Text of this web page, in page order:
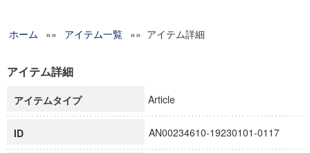
グローバルリサーチインスティテュート
科学研究費補助金研究成果報告書
慶應義塾大学グローバルCOEプログラム市民社会ガバナンス
慶應義塾大学グローバルCOEプログラム論理と感性の先端的
博士課程教育リーディングプログラム「超成熟社会発展のサ
学術雑誌掲載論文等(8)
ホーム »» アイテム一覧 »» アイテム詳細
アイテム詳細
アイテムタイプ Article
ID AN00234610-19230101-0117